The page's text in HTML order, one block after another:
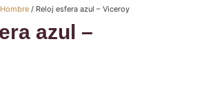
/ Reloj esfera azul – Viceroy
azul –